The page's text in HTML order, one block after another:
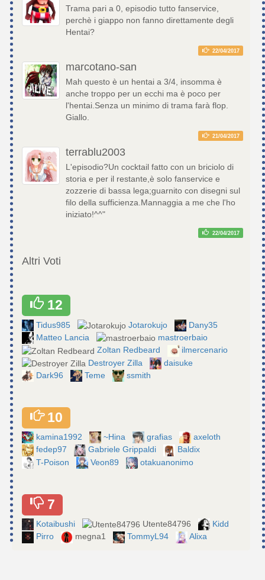
Trama pari a 0, episodio tutto fanservice,
perchè i giappo non fanno direttamente degli
Hentai?
22/04/2017
marcotano-san
Mah questo è un hentai a 3/4, insomma è
anche troppo per un ecchi ma è poco per
l'hentai.Senza un minimo di trama farà flop.
Giallo.
21/04/2017
terrablu2003
L'episodio?Un cocktail fatto con un briciolo di
storia e per il restante,è solo fanservice e
zozzerie di bassa lega;guarnito con disegni sul
filo della sufficienza.Mannaggia a me che l'ho
iniziato!^^"
22/04/2017
Altri Voti
12
Tidus985 Jotarokujo
Dany35
Matteo Lancia
mastroerbaio
Zoltan Redbeard
ilmercenario
Destroyer Zilla
daisuke
Dark96
Teme ssmith
10
kamina1992 ~Hina grafias
axeloth
fedep97
Gabriele Grippaldi
Baldix
T-Poison
Veon89 otakuanonimo
7
Kotaibushi Utente84796
Kidd
Pirro
megna1 TommyL94 Alixa